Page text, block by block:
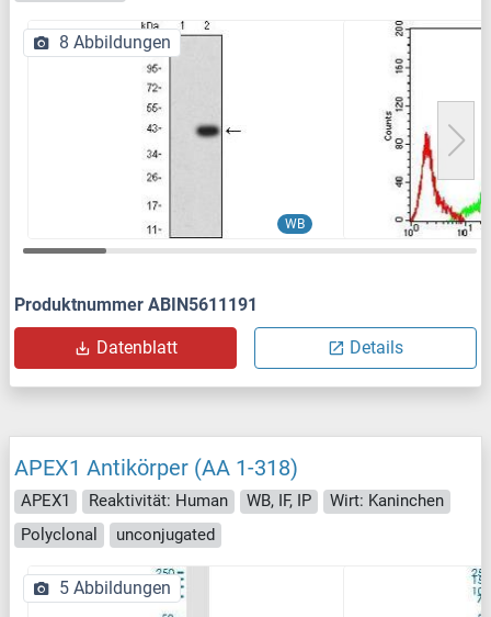
WB
8 Abbildungen
Produktnummer ABIN5611191
Datenblatt Details
APEX1 Antikörper (AA 1-318)
APEX1 Reaktivität: Human WB, IF, IP
Wirt: Kaninchen
Polyclonal
unconjugated
5 Abbildungen